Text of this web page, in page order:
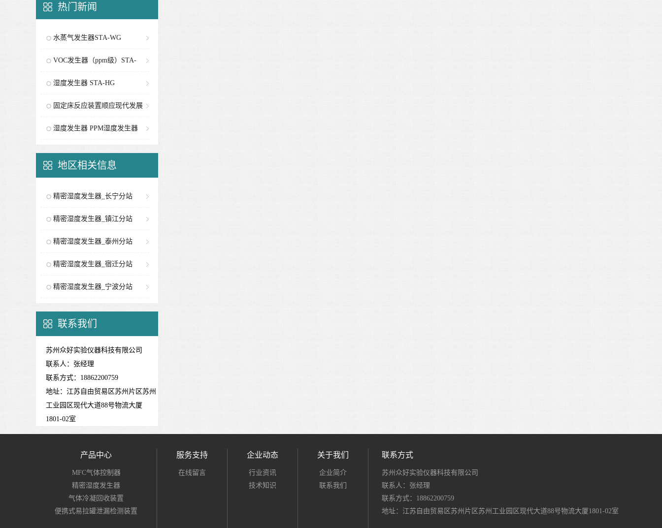
热门新闻
水蒸气发生器STA-WG
VOC发生器（ppm级）STA-
PG 湿度发生器 STA-HG
固定床反应装置顺应现代发展
要求湿度发生器 PPM湿度发生器
地区相关信息
精密湿度发生器_长宁分站
精密湿度发生器_镇江分站
精密湿度发生器_泰州分站
精密湿度发生器_宿迁分站
精密湿度发生器_宁波分站
联系我们
苏州众好实验仪器科技有限公司
联系人：张经理
联系方式：18862200759
地址：江苏自由贸易区苏州片区苏州
工业园区现代大道88号物流大厦
1801-02室
产品中心
MFC气体控制器
精密湿度发生器
气体冷凝回收装置
便携式易拉罐泄漏检测装置
服务支持
在线留言
企业动态
行业资讯
技术知识
关于我们
企业简介
联系我们
联系方式
苏州众好实验仪器科技有限公司
联系人：张经理
联系方式：18862200759
地址：江苏自由贸易区苏州片区苏州工业园区现代大道88号物流大厦1801-02室